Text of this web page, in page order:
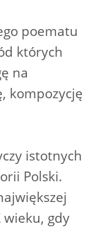
poematu
których
na
kompozycję
istotnych
Polski.
wieku, gdy